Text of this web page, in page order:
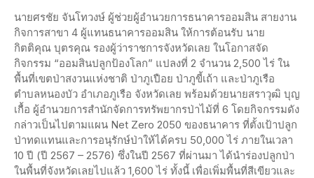
นายศรชัย จันโทวงษ์ ผู้ช่วยผู้อำนวยการธนาคารออมสิน สายงาน
กิจการสาขา 4 ผู้แทนธนาคารออมสิน ให้การต้อนรับ นาย
กิตติคุณ บุตรคุณ รองผู้ว่าราชการจังหวัดเลย ในโอกาสจัด
กิจกรรม “ออมสินปลูกป้องโลก” แปลงที่ 2 จำนวน 2,500 ไร่ ใน
พื้นที่เขตป่าสงวนแห่งชาติ ป่าภูเปือย ป่าภูขี้เถ้า และป่าภูเรือ
ตำบลหนองบัว อำเภอภูเรือ จังหวัดเลย พร้อมด้วยนายสราวุฒิ บุญ
เกื้อ ผู้อำนวยการสำนักจัดการทรัพยากรป่าไม้ที่ 6 โดยกิจกรรมดัง
กล่าวเป็นไปตามแผน Net Zero 2050 ของธนาคาร ที่ตั้งเป้าปลูก
ป่าทดแทนและการอนุรักษ์ป่าให้ได้ครบ 50,000 ไร่ ภายในเวลา
10 ปี (ปี 2567 – 2576) ซึ่งในปี 2567 ที่ผ่านมา ได้นำร่องปลูกป่า
ในพื้นที่จังหวัดเลยไปแล้ว 1,600 ไร่ ทั้งนี้ เพื่อเพิ่มพื้นที่สีเขียวและ